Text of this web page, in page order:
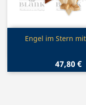

Engel im Stern
47,80 €